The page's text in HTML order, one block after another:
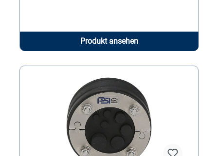
Produkt ansehen